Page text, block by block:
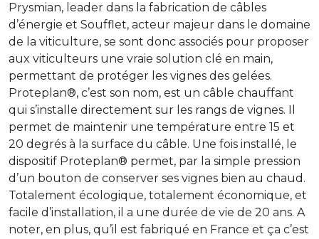
Prysmian, leader dans la fabrication de câbles
d’énergie et Soufflet, acteur majeur dans le domaine
de la viticulture, se sont donc associés pour proposer
aux viticulteurs une vraie solution clé en main,
permettant de protéger les vignes des gelées.
Proteplan®, c’est son nom, est un câble chauffant
qui s’installe directement sur les rangs de vignes. Il
permet de maintenir une température entre 15 et
20 degrés à la surface du câble. Une fois installé, le
dispositif Proteplan® permet, par la simple pression
d’un bouton de conserver ses vignes bien au chaud.
Totalement écologique, totalement économique, et
facile d’installation, il a une durée de vie de 20 ans. A
noter, en plus, qu’il est fabriqué en France et ça c’est